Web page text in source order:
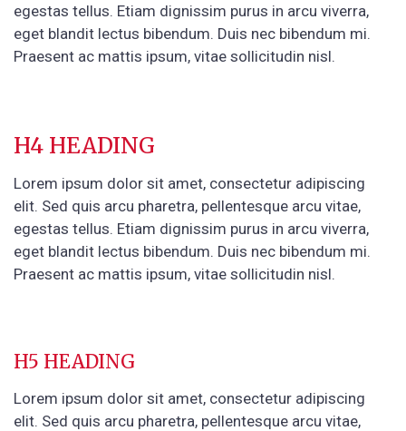
egestas tellus. Etiam dignissim purus in arcu viverra,
eget blandit lectus bibendum. Duis nec bibendum mi.
Praesent ac mattis ipsum, vitae sollicitudin nisl.
H4 HEADING
Lorem ipsum dolor sit amet, consectetur adipiscing
elit. Sed quis arcu pharetra, pellentesque arcu vitae,
egestas tellus. Etiam dignissim purus in arcu viverra,
eget blandit lectus bibendum. Duis nec bibendum mi.
Praesent ac mattis ipsum, vitae sollicitudin nisl.
H5 HEADING
Lorem ipsum dolor sit amet, consectetur adipiscing
elit. Sed quis arcu pharetra, pellentesque arcu vitae,